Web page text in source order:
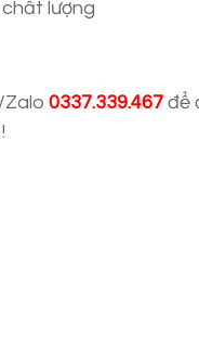
Zalo 0337.339.467 để